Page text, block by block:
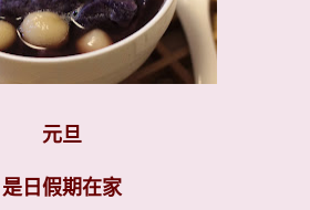
元旦
是日 假期在家